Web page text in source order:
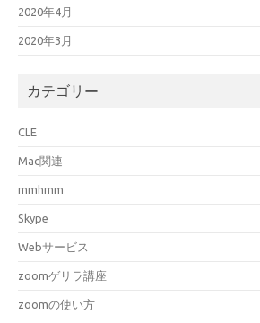
2020年4月
2020年3月
カテゴリー
CLE
Mac関連
mmhmm
Skype
Webサービス
zoomゲリラ講座
zoomの使い方